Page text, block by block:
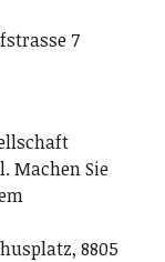
7
Machen Sie
8805